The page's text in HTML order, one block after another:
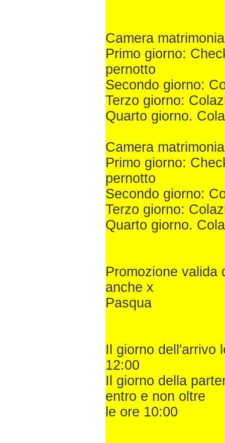
Camera
Primo giorno:
pernotto
Secondo giorno:
Terzo giorno:
Quarto giorno.
Camera
Primo giorno:
pernotto
Secondo giorno:
Terzo giorno:
Quarto giorno.
Promozione
anche x
Pasqua
Il giorno dell'arrivo
12:00
Il giorno della
entro e non oltre
le ore 10:00